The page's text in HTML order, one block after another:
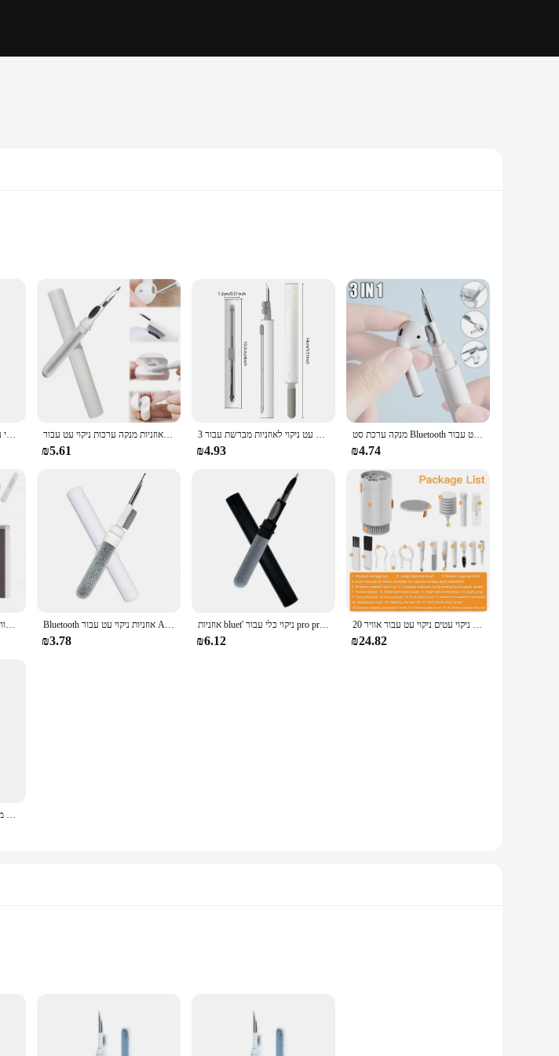
kit
values their audio experience. This kit is not just a simple cleaning tool; it's a comprehensive solution
maintaining optimal sound quality. The kit includes a soft brush for gentle cleaning, a precision pick for
compact size makes it easy to carry in your pocket or bag, ensuring you can clean your earbuds
looking to maintain the quality of their earbuds. Its versatile design and user-friendly operation make
a deep clean that is gentle on your earbuds' delicate components. Whether you're a music enthusiast
of frequent use. The brush and pick are made from sturdy materials that can tackle even the
being effective in removing wax and grime. This earbud cleaner kit is not just a tool; it's an investment
remain in top condition, ready to deliver the best audio experience every time.
3 ב 1 bluetetooth כלי ניקוי כלי עבור pro pro 3 2 1 מקרה מנקה ערכת נקי עט עבור xiaomi מטוסים 3pro אוזניות מנקה ערכות ניקוי עט עבור pro pods pro 3 2 במקרה 1 מברשת ניקוי אוזניים ניקוי אוזניים כלים עבור xiaomi Samsung
₪5.61
3 ב 1 הזזה עט ניקוי לאוזניות מברשת עבור airpods 3 סדרה pro car pro seffs ניקוי כלים
₪4.93
מנקה ערכת סט Bluetooth אוזניות ניקוי עט עבור Airpods 3 פרו מקרה iphone 13 מברשת אוזניות ניקוי אוזניות ניקוי כלים
₪4.74
7-in-1 מנקה ערכת מחשב מקלדת מברשת ערכת אוזניות ניקוי עט עבור אוזניות אוויר אוזניות טלפון נקי כלים Bluetooth אוזניות ניקוי עט עבור Airpods פרו 1 2 3 אוזניות מקרה ניקוי כלים Bursh ערכות עבור סמסונג Xiaomi Airdots huawei
₪3.78
אוזניות bluet' ניקוי כלי עבור pro pro 3 2 1 אוזניות עמיד במקרה מנקה ערכת מברשת נקי עט עבור xiaomi
₪6.12
20 ב 1 ניקוי ערכת מקלדת מברשת אוזניות ניקוי עטים ניקוי עט עבור אוויר ipods iphone ניקוי כלי מפתח puller ערכת puller
₪24.82
מתכוונן אוזניות מנקה ערכת עבור Airpods 3 2 1 אלחוטי אוזניות מקרה ניקוי עט מברשת Bluetooth אוזניות ניקוי כלי